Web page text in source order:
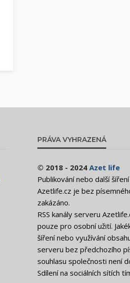
PRÁVA VYHRAZENÁ
© 2018 - 2024 Azet life
Publikování nebo další
Azetlife.cz je bez
zakázáno.
RSS kanály serveru
pouze pro osobní užití.
šíření nebo využívání
serveru bez předchozího
souhlasu společnosti není
Sdílení na sociálních sítích